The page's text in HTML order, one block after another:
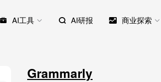
AI工具 AI研报 商业探索
Grammarly